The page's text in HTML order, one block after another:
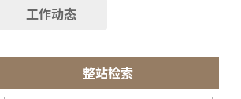
工作动态
整站检索